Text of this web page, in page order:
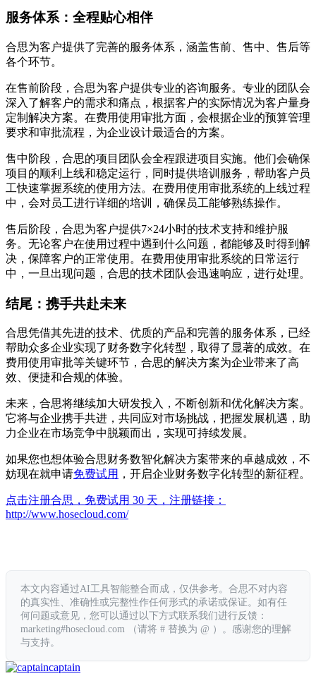
服务体系：全程贴心相伴
合思为客户提供了完善的服务体系，涵盖售前、售中、售后等
各个环节。
在售前阶段，合思为客户提供专业的咨询服务。专业的团队会
深入了解客户的需求和痛点，根据客户的实际情况为客户量身
定制解决方案。在费用使用审批方面，会根据企业的预算管理
要求和审批流程，为企业设计最适合的方案。
售中阶段，合思的项目团队会全程跟进项目实施。他们会确保
项目的顺利上线和稳定运行，同时提供培训服务，帮助客户员
工快速掌握系统的使用方法。在费用使用审批系统的上线过程
中，会对员工进行详细的培训，确保员工能够熟练操作。
售后阶段，合思为客户提供7×24小时的技术支持和维护服
务。无论客户在使用过程中遇到什么问题，都能够及时得到解
决，保障客户的正常使用。在费用使用审批系统的日常运行
中，一旦出现问题，合思的技术团队会迅速响应，进行处理。
结尾：携手共赴未来
合思凭借其先进的技术、优质的产品和完善的服务体系，已经
帮助众多企业实现了财务数字化转型，取得了显著的成效。在
费用使用审批等关键环节，合思的解决方案为企业带来了高
效、便捷和合规的体验。
未来，合思将继续加大研发投入，不断创新和优化解决方案。
它将与企业携手共进，共同应对市场挑战，把握发展机遇，助
力企业在市场竞争中脱颖而出，实现可持续发展。
如果您也想体验合思财务数智化解决方案带来的卓越成效，不
妨现在就申请免费试用 ，开启企业财务数字化转型的新征程。
点击注册合思，免费试用 30 天，注册链接：
http://www.hosecloud.com/
本文内容通过AI工具智能整合而成，仅供参考。合思不对内容
的真实性、准确性或完整性作任何形式的承诺或保证。如有任
何问题或意见，您可以通过以下方式联系我们进行反馈：
marketing#hosecloud.com （请将 # 替换为 @ ）。感谢您的理解
与支持。
captain